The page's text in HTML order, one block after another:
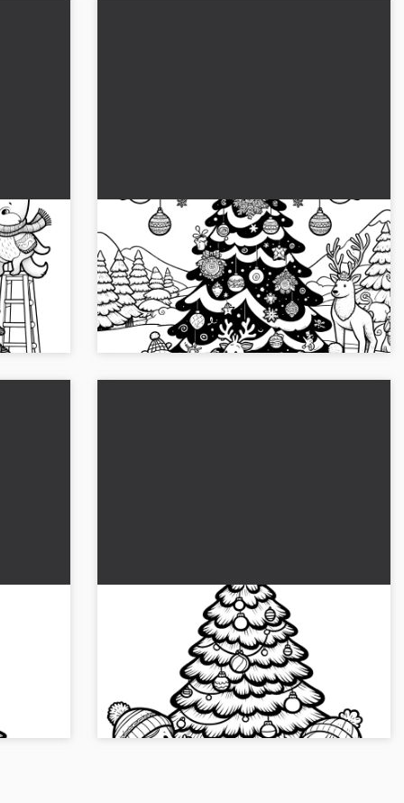
Joulukuusi eläimillä & joulupalloilla
(väritettävä kuva)
Luova värityskuva joulukuusella, eläimillä ja
joulupalloilla. 🎄 Lataa nyt ilmaiseksi....
&
Joulukuusi kahden lapsen kanssa:
ilmainen värityskuva
Hauskaa värittäessä ilmaista värityskuvaa
"Joulukuusi kahden lapsen kanssa": 🎄 Lataa
kuva ilmaiseksi!...